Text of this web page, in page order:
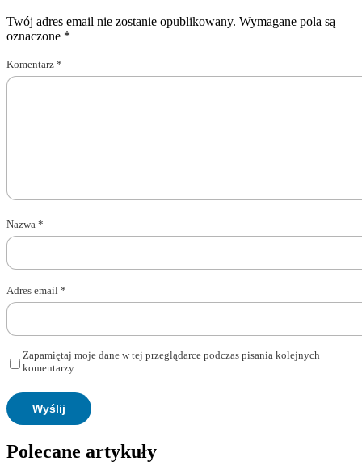
Twój adres email nie zostanie opublikowany. Wymagane pola są
oznaczone *
Komentarz *
Nazwa *
Adres email *
Zapamiętaj moje dane w tej przeglądarce podczas pisania kolejnych
komentarzy.
Polecane artykuły